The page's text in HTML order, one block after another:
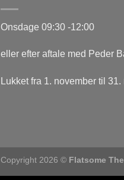
Onsdage 09:30 -12:00
eller efter aftale med Peder
Lukket fra 1. november til 31.
Copyright 2026 © Flatsome